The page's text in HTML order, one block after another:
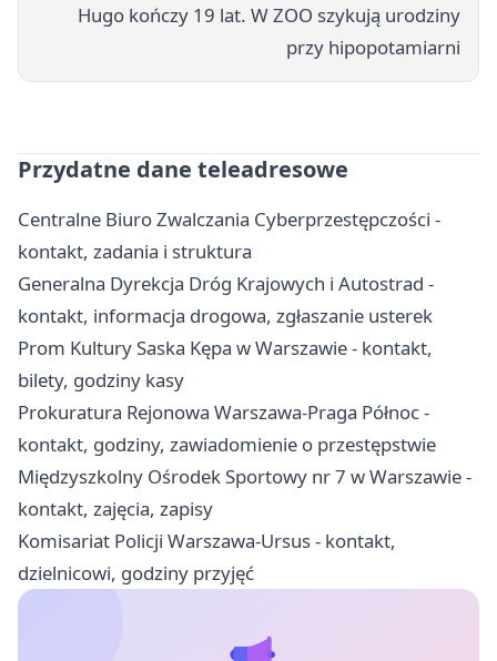
Hugo kończy 19 lat. W ZOO szykują urodziny
przy hipopotamiarni
Przydatne dane teleadresowe
Centralne Biuro Zwalczania Cyberprzestępczości -
kontakt, zadania i struktura
Generalna Dyrekcja Dróg Krajowych i Autostrad -
kontakt, informacja drogowa, zgłaszanie usterek
Prom Kultury Saska Kępa w Warszawie - kontakt,
bilety, godziny kasy
Prokuratura Rejonowa Warszawa-Praga Północ -
kontakt, godziny, zawiadomienie o przestępstwie
Międzyszkolny Ośrodek Sportowy nr 7 w Warszawie -
kontakt, zajęcia, zapisy
Komisariat Policji Warszawa-Ursus - kontakt,
dzielnicowi, godziny przyjęć